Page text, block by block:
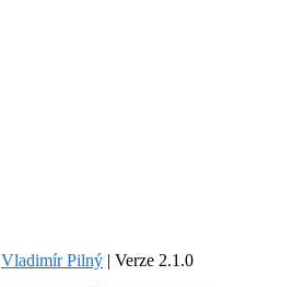
Vladimír Pilný | Verze 2.1.0